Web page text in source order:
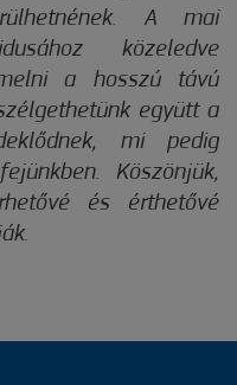
A mai
közeledve
a hosszú távú
együtt a
mi pedig
Köszönjük,
és érthetővé